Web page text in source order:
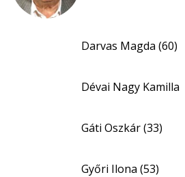
Darvas Magda (60)
Dévai Nagy Kamilla
Gáti Oszkár (33)
Győri Ilona (53)